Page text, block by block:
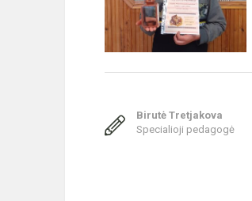
Birutė Tretjakova
Specialioji pedagogė